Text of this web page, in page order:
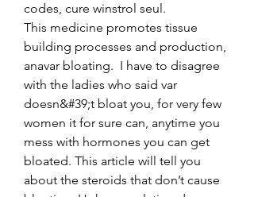
codes, cure winstrol seul.
This medicine promotes tissue
building processes and production,
anavar bloating.  I have to disagree
with the ladies who said var
doesn&#39;t bloat you, for very few
women it for sure can, anytime you
mess with hormones you can get
bloated. This article will tell you
about the steroids that don’t cause